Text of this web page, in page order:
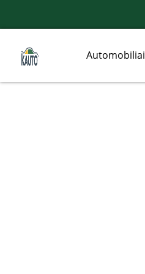
Automobiliai